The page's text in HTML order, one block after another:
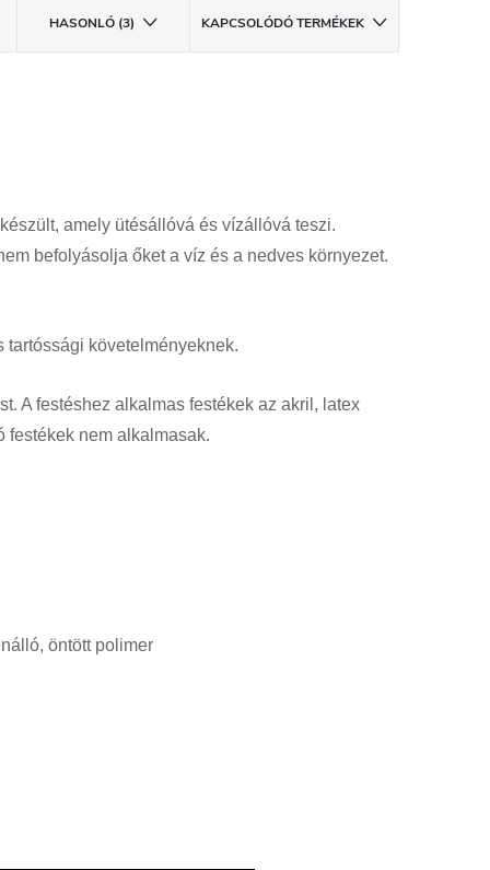
HASONLÓ (3) KAPCSOLÓDÓ TERMÉKEK
amely ütésállóvá és vízállóvá teszi.
befolyásolja őket a víz és a nedves környezet.
követelményeknek.
A festéshez alkalmas festékek az akril, latex
festékek nem alkalmasak.
öntött polimer